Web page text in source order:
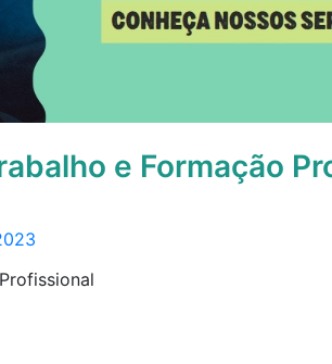
e Formação